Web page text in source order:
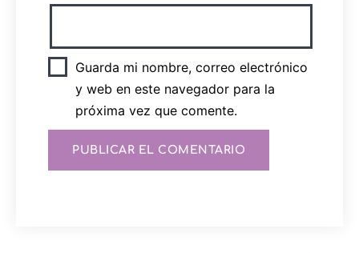
Guarda mi nombre, correo electrónico
y web en este navegador para la
próxima vez que comente.